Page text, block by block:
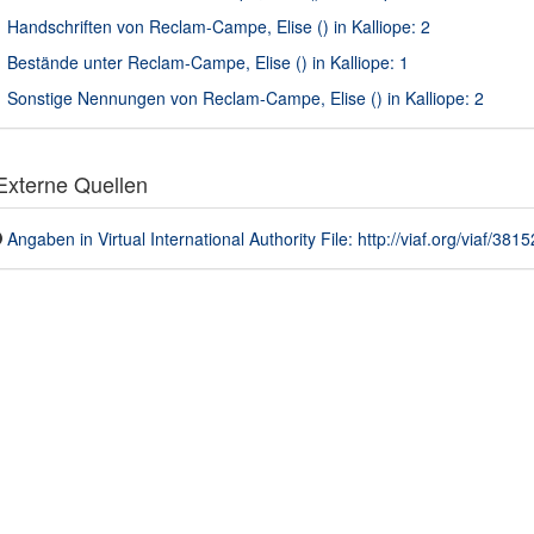
Handschriften von Reclam-Campe, Elise () in Kalliope: 2
Bestände unter Reclam-Campe, Elise () in Kalliope: 1
Sonstige Nennungen von Reclam-Campe, Elise () in Kalliope: 2
Quellen
Angaben in Virtual International Authority File: http://viaf.org/viaf/